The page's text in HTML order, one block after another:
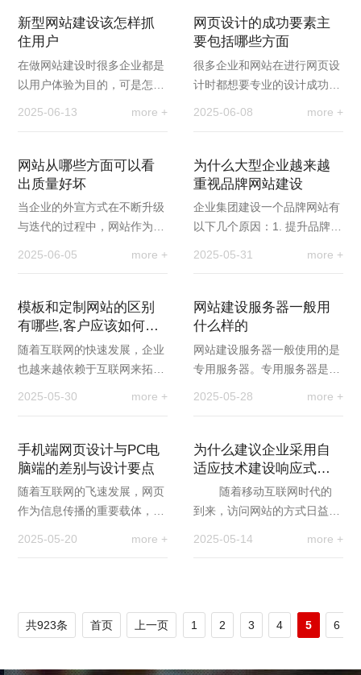
新型网站建设该怎样抓
住用户
在做网站建设时很多企业都是
以用户体验为目的，可是怎样
2025-06-13 more +
网页设计的成功要素主
要包括哪些方面
很多企业和网站在进行网页设
计时都想要专业的设计成功的
2025-06-08 more +
网站从哪些方面可以看
出质量好坏
当企业的外宣方式在不断升级
与迭代的过程中，网站作为企
2025-06-05 more +
为什么大型企业越来越
重视品牌网站建设
企业集团建设一个品牌网站有
以下几个原因：1. 提升品牌形
2025-05-31 more +
模板和定制网站的区别
有哪些,客户应该如何去
选择？
随着互联网的快速发展，企业
也越来越依赖于互联网来拓展
2025-05-30 more +
网站建设服务器一般用
什么样的
网站建设服务器一般使用的是
专用服务器。专用服务器是一
2025-05-28 more +
手机端网页设计与PC电
脑端的差别与设计要点
随着互联网的飞速发展，网页
作为信息传播的重要载体，其
2025-05-20 more +
为什么建议企业采用自
适应技术建设响应式网
随着移动互联网时代的
到来，访问网站的方式日益丰
2025-05-14 more +
共923条 首页 上一页 1 2 3 4 5 6